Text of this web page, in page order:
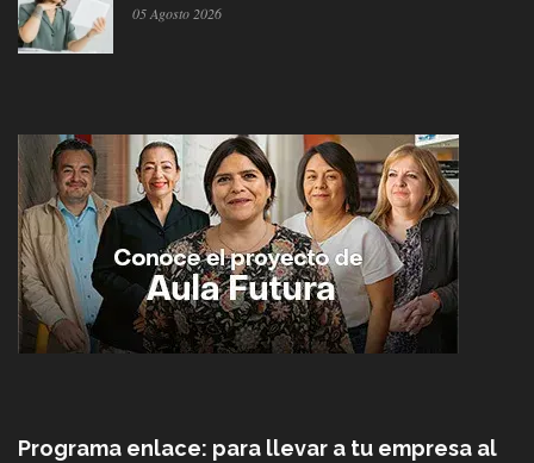
05 Agosto 2026
Programa enlace: para llevar a tu empresa al